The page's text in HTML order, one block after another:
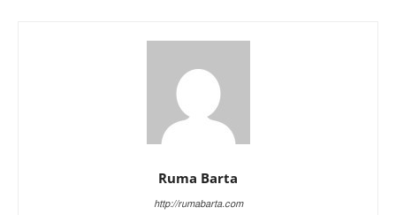
Ruma Barta
http://rumabarta.com